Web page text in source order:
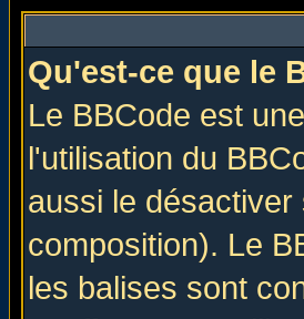
Qu'est-ce que le
Le BBCode est
l'utilisation du
aussi le
composition). Le
les balises sont